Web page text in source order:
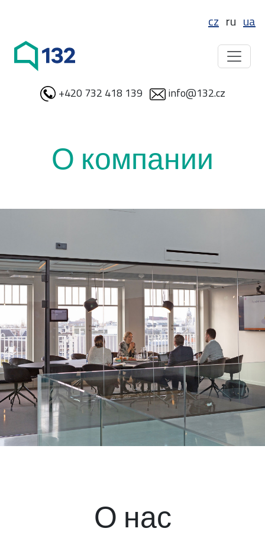
cz ru ua
+420 732 418 139 info@132.cz
О компании
О нас